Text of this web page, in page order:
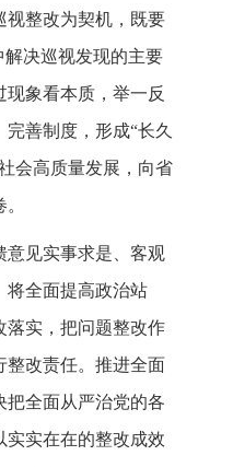
视整改为契机，既要
解决巡视发现的主要
象看本质，举一反
善制度，形成“长久
会高质量发展，向省
意见实事求是、客观
将全面提高政治站
落实，把问题整改作
整改责任。推进全面
把全面从严治党的各
实实在在的整改成效